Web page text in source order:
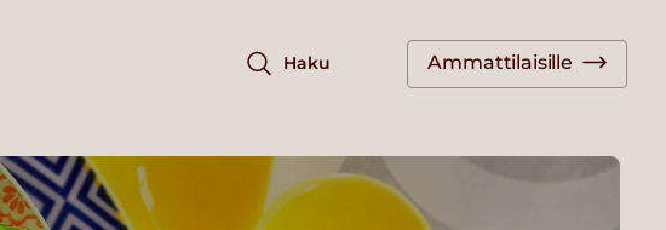
Haku Ammattilaisille